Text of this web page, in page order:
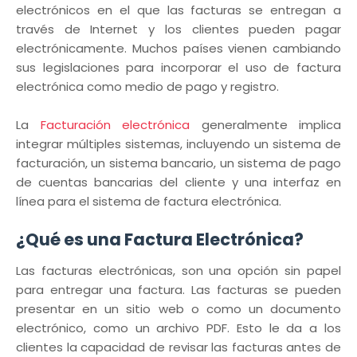
electrónicos en el que las facturas se entregan a
través de Internet y los clientes pueden pagar
electrónicamente. Muchos países vienen cambiando
sus legislaciones para incorporar el uso de factura
electrónica como medio de pago y registro.
La Facturación electrónica generalmente implica
integrar múltiples sistemas, incluyendo un sistema de
facturación, un sistema bancario, un sistema de pago
de cuentas bancarias del cliente y una interfaz en
línea para el sistema de factura electrónica.
¿Qué es una Factura Electrónica?
Las facturas electrónicas, son una opción sin papel
para entregar una factura. Las facturas se pueden
presentar en un sitio web o como un documento
electrónico, como un archivo PDF. Esto le da a los
clientes la capacidad de revisar las facturas antes de